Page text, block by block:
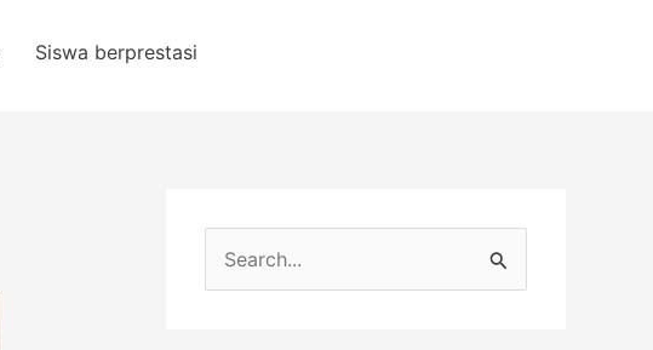
Siswa berprestasi